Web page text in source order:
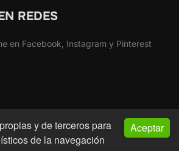
Aceptar
y de terceros para
de la navegación
REDES
en Facebook, Instagram y Pinterest
Martín Nieto · Morón de la Frontera